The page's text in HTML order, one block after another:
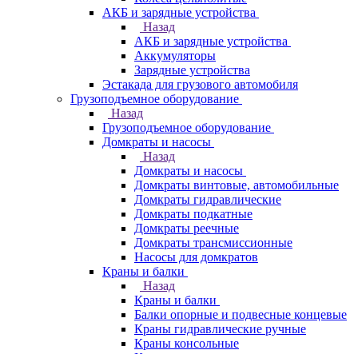
АКБ и зарядные устройства
Назад
АКБ и зарядные устройства
Аккумуляторы
Зарядные устройства
Эстакада для грузового автомобиля
Грузоподъемное оборудование
Назад
Грузоподъемное оборудование
Домкраты и насосы
Назад
Домкраты и насосы
Домкраты винтовые, автомобильные
Домкраты гидравлические
Домкраты подкатные
Домкраты реечные
Домкраты трансмиссионные
Насосы для домкратов
Краны и балки
Назад
Краны и балки
Балки опорные и подвесные концевые
Краны гидравлические ручные
Краны консольные